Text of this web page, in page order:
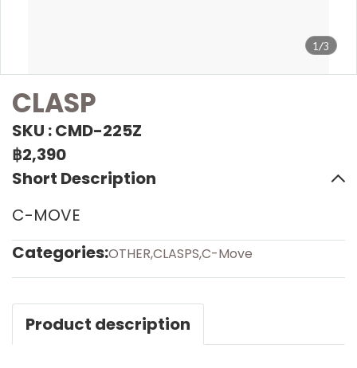
1/3
CLASP
SKU : CMD-225Z
฿2,390
Short Description
C-MOVE
Categories:OTHER,CLASPS,C-Move
Product description